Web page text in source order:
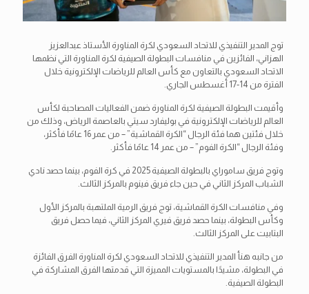
توج المدير التنفيذي للاتحاد السعودي لكرة المناورة الأستاذ عبدالعزيز
الهزاني، الفائزين في منافسات البطولة الصيفية لكرة المناورة التي نظمها
الاتحاد السعودي بالتعاون مع كأس العالم للرياضات الإلكترونية خلال
الفترة من 14-17 أغسطس الجاري.
وأقيمت البطولة الصيفية لكرة المناورة ضمن الفعاليات المصاحبة لكأس
العالم للرياضات الإلكترونية في بوليفارد سيتي بالعاصمة الرياض، وذلك من
خلال فئتين هما فئة الرجال “الكرة القماشية” – من عمر 16 عامًا فأكثر،
وفئة الرجال “الكرة الفوم” – من عمر 14 عامًا فأكثر.
وتوج فريق ساموراي بالبطولة الصيفية 2025 في كرة الفوم، بينما حصد نادي
الشباب المركز الثاني في حين جاء فريق فينوم بالمركز الثالث.
وفي منافسات الكرة القماشية، توج فريق الرمية الملتهبة بالمركز الأول
وكأس البطولة، بينما حصد فريق فيري المركز الثاني، فيما حصل فريق
البتابيت على المركز الثالث.
من جانبه هنأ المدير التنفيذي للاتحاد السعودي لكرة المناورة الفرق الفائزة
في البطولة، مشيدًا بالمستويات المميزة التي قدمتها الفرق المشاركة في
البطولة الصيفية.